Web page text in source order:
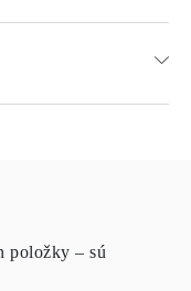
a dodacej lehote
položky – sú